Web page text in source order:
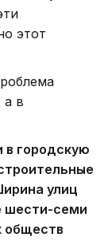
этот
а в
в городскую
улиц
шести-семи
обществ